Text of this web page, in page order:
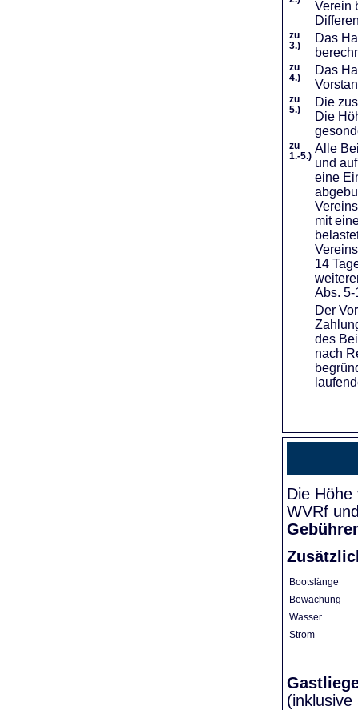
Verein
zu
3.)
Das
zu
4.)
Das
zu
5.)
Die
Die
zu
1.-5.)
Alle
und
eine
mit
14
Abs.
Der
des
nach
Die
WVRf
Bootslänge
Bewachung
Wasser
Strom